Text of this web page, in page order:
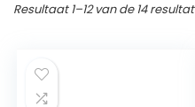
Resultaat 1–12 van de 14